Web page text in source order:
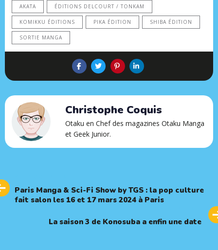
AKATA ÉDITIONS DELCOURT / TONKAM
KOMIKKU ÉDITIONS PIKA ÉDITION SHIBA ÉDITION
SORTIE MANGA
Christophe Coquis
Otaku en Chef des magazines Otaku Manga
et Geek Junior.
Article
Paris Manga & Sci-Fi Show by TGS : la pop culture
fait salon les 16 et 17 mars 2024 à Paris
Article
La saison 3 de Konosuba a enfin une date